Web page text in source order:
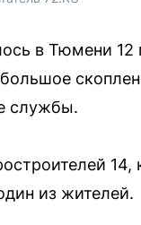
в Тюмени 12
службы.
из жителей.